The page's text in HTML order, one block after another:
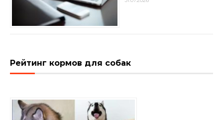
Рейтинг кормов для собак